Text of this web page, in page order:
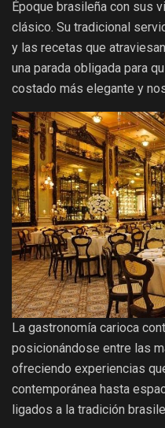
Époque brasileña con sus
clásico. Su tradicional
y las recetas que
una parada obligada para
costado más elegante y
La gastronomía carioca
posicionándose entre las
ofreciendo experiencias
contemporánea hasta
ligados a la tradición